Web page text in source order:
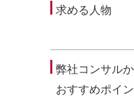
求める人物
弊社コンサル
おすすめポイン